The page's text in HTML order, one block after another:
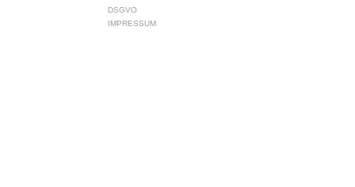
DSGVO
IMPRESSUM